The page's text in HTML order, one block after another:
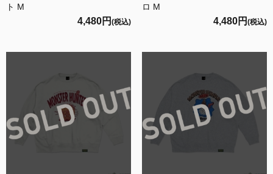
ト M
4,480円 (税込)
ロ M
4,480円 (税込)